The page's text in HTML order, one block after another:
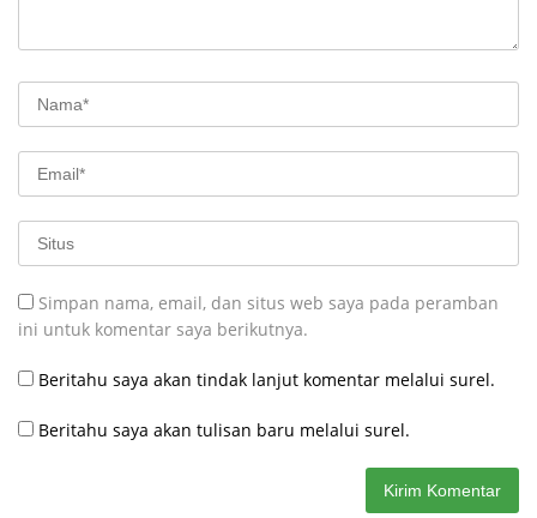
Simpan nama, email, dan situs web saya pada peramban
ini untuk komentar saya berikutnya.
Beritahu saya akan tindak lanjut komentar melalui surel.
Beritahu saya akan tulisan baru melalui surel.